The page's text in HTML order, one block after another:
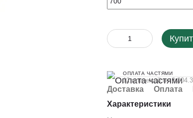
ОПЛАТА ЧАСТЯМИ
12 платежей по 2
Доставка Оплата
Характеристики